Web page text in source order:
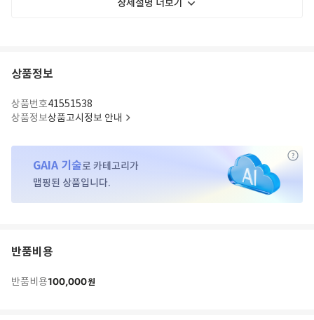
상세설명 더보기
상품정보
상품번호41551538
상품정보상품고시정보 안내
GAIA 기술로 카테고리가
맵핑된 상품입니다.
반품비용
반품비용100,000원